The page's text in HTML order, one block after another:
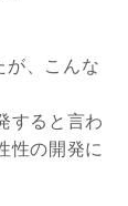
が、こんな
すると言わ
性の開発に